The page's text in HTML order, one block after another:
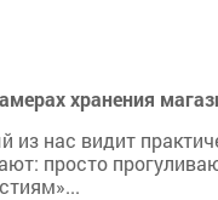
хранения
нас видит
просто